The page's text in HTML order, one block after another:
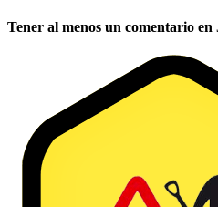
Tener al menos un comentario